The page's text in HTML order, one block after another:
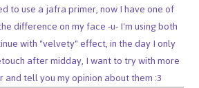
to use a jafra primer, now I have one of
difference on my face -u- I'm using both
with "velvety" effect, in the day I only
after midday, I want to try with more
tell you my opinion about them :3